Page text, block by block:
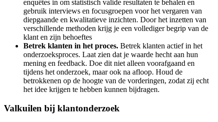
enquêtes in om statistisch valide resultaten te behalen en
gebruik interviews en focusgroepen voor het vergaren van
diepgaande en kwalitatieve inzichten. Door het inzetten van
verschillende methoden krijg je een vollediger begrip van de
klant en zijn behoeftes
Betrek klanten in het proces. Betrek klanten actief in het
onderzoeksproces. Laat zien dat je waarde hecht aan hun
mening en feedback. Doe dit niet alleen voorafgaand en
tijdens het onderzoek, maar ook na afloop. Houd de
betrokkenen op de hoogte van de vorderingen, zodat zij echt
het idee krijgen te hebben kunnen bijdragen.
Valkuilen bij klantonderzoek